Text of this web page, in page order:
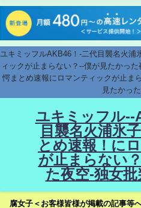
ユキミッフルAKB46！-二代目襲名火浦
ィックが止まらない？--僕が見たかっ
愕まとめ速報にロマンティックが止ま
見たかっ
ユキミッフル--
目襲名火浦氷
とめ速報！に
が止まらない
た夜空-独女
腐女子＜お客様皆様が掲載の記事等